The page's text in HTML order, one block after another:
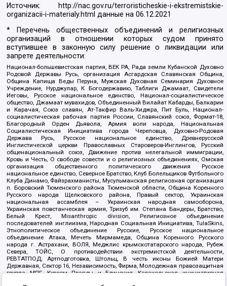
Источник:
http://nac.gov.ru/terroristicheskie-i-ekstremistskie-
organizacii-i-materialy.html данные на06.12.2021
* Перечень общественных объединений и религиозных
организаций в отношении которых судом принято
вступившее в законную силу решение о ликвидации или
запрете деятельности:
Национал-большевистская партия, ВЕК РА, Рада земли Кубанской Духовно
Родовой Державы Русь, организация Асгардская Славянская Община,
Община Капища Веды Перуна, Мужская Духовная Семинария Духовное
Учреждение, Нурджулар, К Богодержавию, Таблиги Джамаат, Свидетели
Иеговы, Русское национальное единство, Национал-социалистическое
общество, Джамаат мувахидов, Объединенный Вилайат Кабарды, Балкарии
и Карачая, Союз славян, Ат-Такфир Валь-Хиджра, Пит Буль, Национал-
социалистическая рабочая партия России, Славянский союз, Формат-18,
Благородный Орден Дьявола, Армия воли народа, Национальная
Социалистическая Инициатива города Череповца, Духовно-Родовая
Держава Русь, Русское национальное единство, Древнерусской
Инглистической церкви Православных Староверов-Инглингов, Русский
общенациональный союз, Движение против нелегальной иммиграции,
Кровь и Честь, О свободе совести и о религиозных объединениях, Омская
организация общественного политического движения Русское
национальное единство, Северное Братство, Клуб Болельщиков Футбольного
Клуба Динамо, Файзрахманисты, Мусульманская религиозная организация
п. Боровский Тюменского района Тюменской области, Община Коренного
Русского народа Щелковского района, Правый сектор, Украинская
национальная ассамблея – Украинская народная самооборона,
Украинская повстанческая армия, Тризуб им. Степана Бандеры, Братство,
Белый Крест, Misanthropic division, Религиозное объединение
последователей инглиизма, Народная Социальная Инициатива, TulaSkins,
Этнополитическое объединение Русские, Русское национальное
объединение Атака, Мечеть Мирмамеда, Община Коренного Русского
народа г. Астрахани, ВОЛЯ, Меджлис крымскотатарского народа, Рубеж
Севера, ТОЙС, О противодействии экстремистской деятельности,
РЕВТАТПОД, Артподготовка, Штольц, В честь иконы Божией Матери
Державная, Сектор 16, Независимость, Фирма, Молодежная правозащитная
группа МПГ, Курсом Правды и Единения, Каракольская инициативная